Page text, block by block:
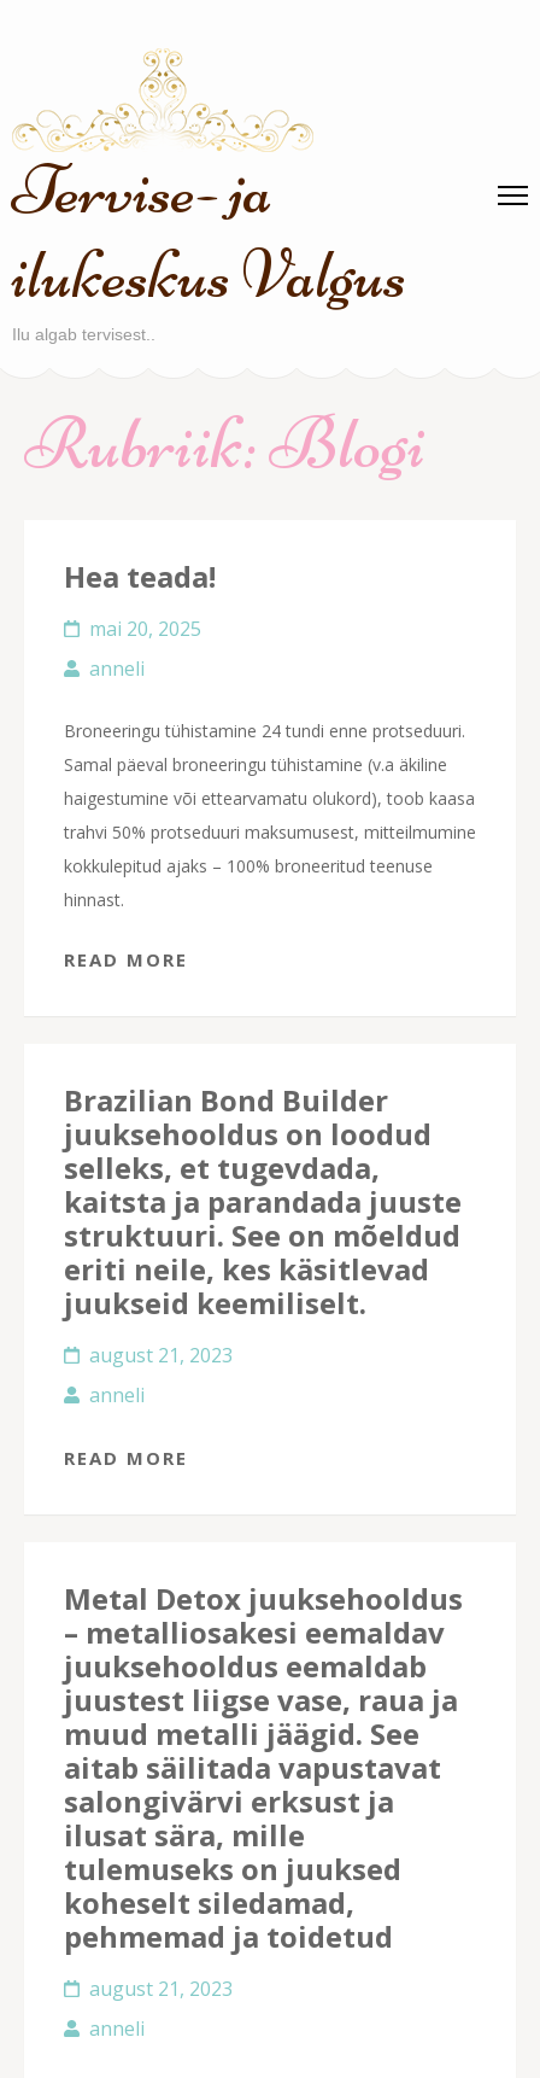
(Press
Enter)
Tervise- ja
ilukeskus Valgus
Ilu algab tervisest..
Rubriik:Blogi
Hea teada!
mai 20, 2025
anneli
Broneeringu tühistamine 24 tundi enne protseduuri.
Samal päeval broneeringu tühistamine (v.a äkiline
haigestumine või ettearvamatu olukord), toob kaasa
trahvi 50% protseduuri maksumusest, mitteilmumine
kokkulepitud ajaks – 100% broneeritud teenuse
hinnast.
READ MORE
Brazilian Bond Builder
juuksehooldus on loodud
selleks, et tugevdada,
kaitsta ja parandada juuste
struktuuri. See on mõeldud
eriti neile, kes käsitlevad
juukseid keemiliselt.
august 21, 2023
anneli
READ MORE
Metal Detox juuksehooldus
– metalliosakesi eemaldav
juuksehooldus eemaldab
juustest liigse vase, raua ja
muud metalli jäägid. See
aitab säilitada vapustavat
salongivärvi erksust ja
ilusat sära, mille
tulemuseks on juuksed
koheselt siledamad,
pehmemad ja toidetud
august 21, 2023
anneli